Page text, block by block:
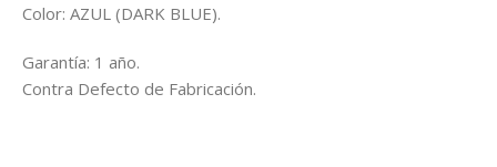
Color: AZUL (DARK BLUE).
Garantía: 1 año.
Contra Defecto de Fabricación.